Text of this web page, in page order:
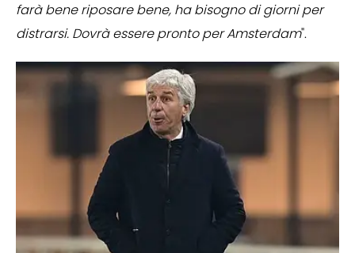
farà bene riposare bene, ha bisogno di giorni per
distrarsi. Dovrà essere pronto per Amsterdam".